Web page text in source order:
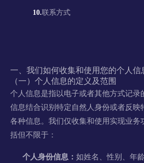
联系方式
一、我们如何收集和使用您的个人信
（一）个人信息的定义及范围
个人信息是指以电子或者其他方式记录
信息结合识别特定自然人身份或者反映
各种信息。我们仅收集和使用实现业务
括但不限于：
个人身份信息： 如姓名、性别、年